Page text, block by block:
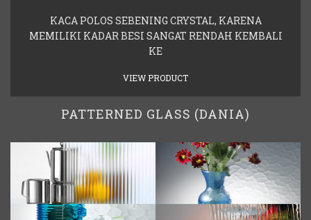
KACA POLOS SEBENING CRYSTAL, KARENA
MEMILIKI KADAR BESI SANGAT RENDAH KEMBALI
KE
VIEW PRODUCT
PATTERNED GLASS (DANIA)